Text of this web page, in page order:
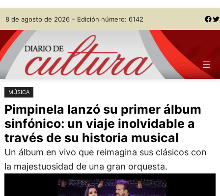
Saltar
al
contenido
Skip
to
content
8 de agosto de 2026 – Edición número: 6142 Facebook Twitter
MÚSICA
Pimpinela lanzó su primer álbum
sinfónico: un viaje inolvidable a
través de su historia musical
Un álbum en vivo que reimagina sus clásicos con
la majestuosidad de una gran orquesta.